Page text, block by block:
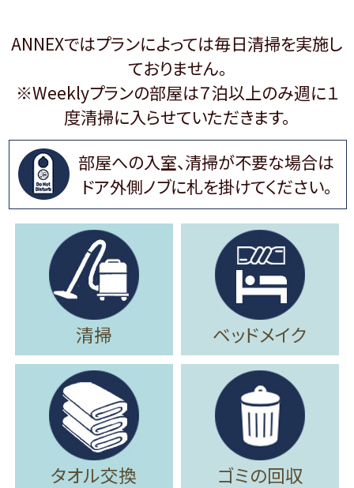
ANNEXではプランによっては毎日清掃を実施し
ておりません。
※Weeklyプランの部屋は７泊以上のみ週に１
度清掃に入らせていただきます。
部屋への入室、清掃が不要な場合は
ドア外側ノブに札を掛けてください。
清掃 ベッドメイク
タオル交換 ゴミの回収